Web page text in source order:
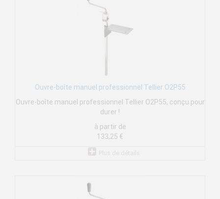
Ouvre-boîte manuel professionnel Tellier O2P55
Ouvre-boîte manuel professionnel Tellier O2P55, conçu pour
durer !
à partir de
133,25 €